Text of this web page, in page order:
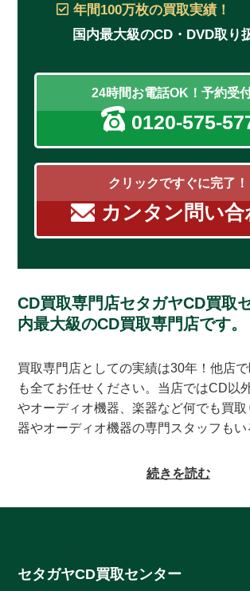
年間100万枚の買取実績！
国内最大級のCD・DVD取り
24時間お電話OK！予約受
0120-575-
クリックですぐに完了！
カンタン問い合
CD買取専門店セタガヤCD買取
内最大級のCD買取専門店です。
買取専門店としての実績は30年！他店
も全てお任せください。当店ではCD以
やオーディオ機器、楽器など何でも買
器やオーディオ機器の専門スタッフもい
買取専門店もある為、古いレコードの処
ジャンルなんでも大丈夫！ロック、ジ
も知らないマイナータイトルまで何でも
続きを読む
セタガヤCD買取センター